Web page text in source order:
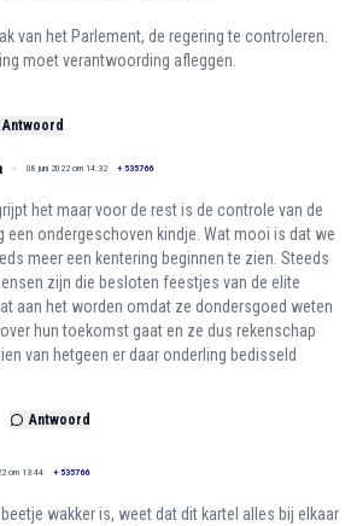
van het Parlement, de regering te controleren.
moet verantwoording afleggen.
Antwoord
08 juni 2022 om 14:32 + 535766
het maar voor de rest is de controle van de
een ondergeschoven kindje. Wat mooi is dat we
meer een kentering beginnen te zien. Steeds
zijn die besloten feestjes van de elite
aan het worden omdat ze dondersgoed weten
hun toekomst gaat en ze dus rekenschap
van hetgeen er daar onderling bedisseld
Antwoord
om 13:44 + 535766
wakker is, weet dat dit kartel alles bij elkaar